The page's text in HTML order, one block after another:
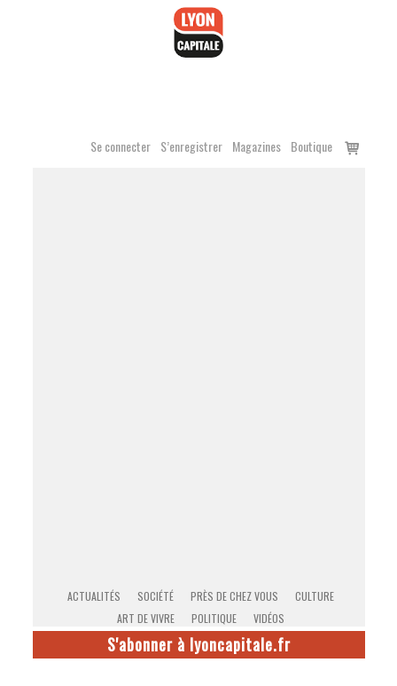
Se connecter S’enregistrer Magazines Boutique
Voir
ACTUALITÉS SOCIÉTÉ PRÈS DE CHEZ VOUS
CULTURE
ART DE VIVRE
POLITIQUE VIDÉOS
S'abonner à lyoncapitale.fr